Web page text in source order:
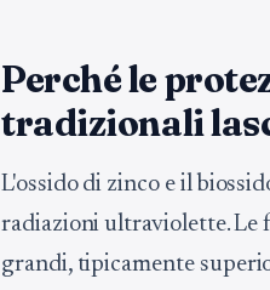
Perché le
tradizionali
L'ossido di zinco e il
radiazioni ultraviolette. Le
grandi, tipicamente